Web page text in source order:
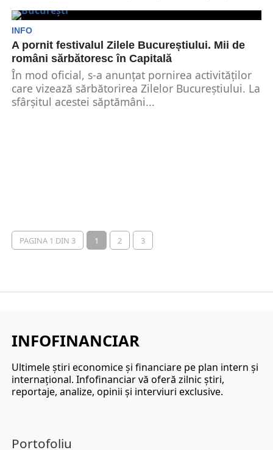
INFO
A pornit festivalul Zilele Bucureștiului. Mii de
români sărbătoresc în Capitală
În mod oficial, s-a anunțat pornirea activităților
care vizează sărbătorirea Zilelor Bucureștiului. La
sfârșitul acestei săptămâni...
PAGINA 1 DIN 3 1 2 3
INFOFINANCIAR
Ultimele ştiri economice şi financiare pe plan intern şi
internaţional. Infofinanciar vă oferă zilnic ştiri,
reportaje, analize, opinii şi interviuri exclusive.
Portofoliu